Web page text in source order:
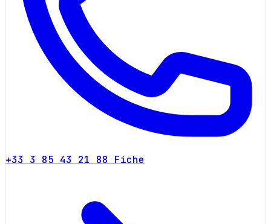
+33 3 85 43 21 88 Fiche